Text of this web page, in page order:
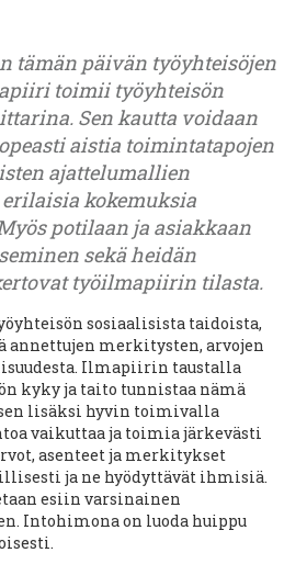
tämän päivän työyhteisöjen
toimii työyhteisön
Sen kautta voidaan
aistia toimintatapojen
ajattelumallien
kokemuksia
potilaan ja asiakkaan
sekä heidän
työilmapiirin tilasta.
sosiaalisista taidoista,
annettujen merkitysten, arvojen
Ilmapiirin taustalla
kyky ja taito tunnistaa nämä
lisäksi hyvin toimivalla
vaikuttaa ja toimia järkevästi
asenteet ja merkitykset
ja ne hyödyttävät ihmisiä.
esiin varsinainen
Intohimona on luoda huippu